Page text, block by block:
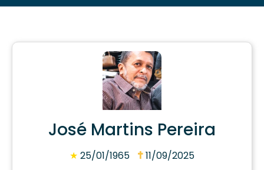
José Martins Pereira
★ 25/01/1965
11/09/2025